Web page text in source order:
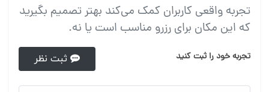
تجربه واقعی کاربران کمک می‌کند بهتر تصمیم بگیرید
که این مکان برای رزرو مناسب است یا نه.
تجربه خود را ثبت کنید